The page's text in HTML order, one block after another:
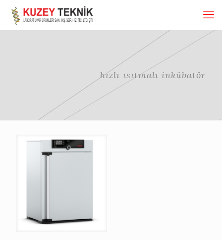
hızlı ısıtmalı inkübatör